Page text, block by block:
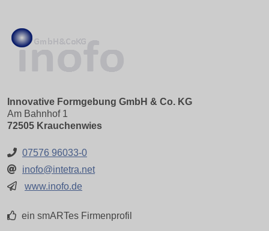
Innovative Formgebung GmbH & Co. KG
Am Bahnhof 1
72505 Krauchenwies
07576 96033-0
inofo@intetra.net
www.inofo.de
ein smARTes Firmenprofil